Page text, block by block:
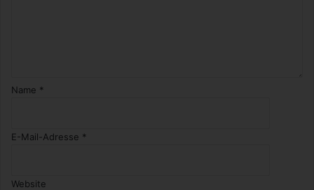
Name *
E-Mail-Adresse *
Website